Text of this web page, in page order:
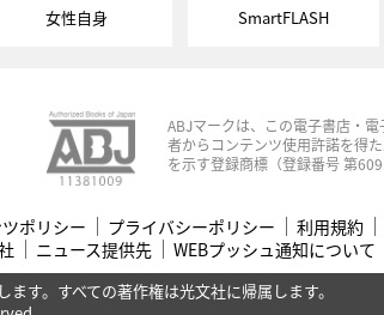
女性自身 SmartFLASH
ABJマークは、この電子書店・
者からコンテンツ使用許諾を得
を示す登録商標（登録番号 第
ポリシー プライバシーポリシー 利用規約
ニュース提供先 WEBプッシュ通知について
す。すべての著作権は光文社に帰属します。